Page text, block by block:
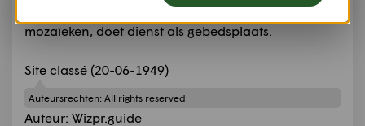
ster maken. Een crypte, versierd met religieuze
mozaïeken, doet dienst als gebedsplaats.
Site classé (20-06-1949)
Auteursrechten: All rights reserved
Auteur: Wizpr.guide